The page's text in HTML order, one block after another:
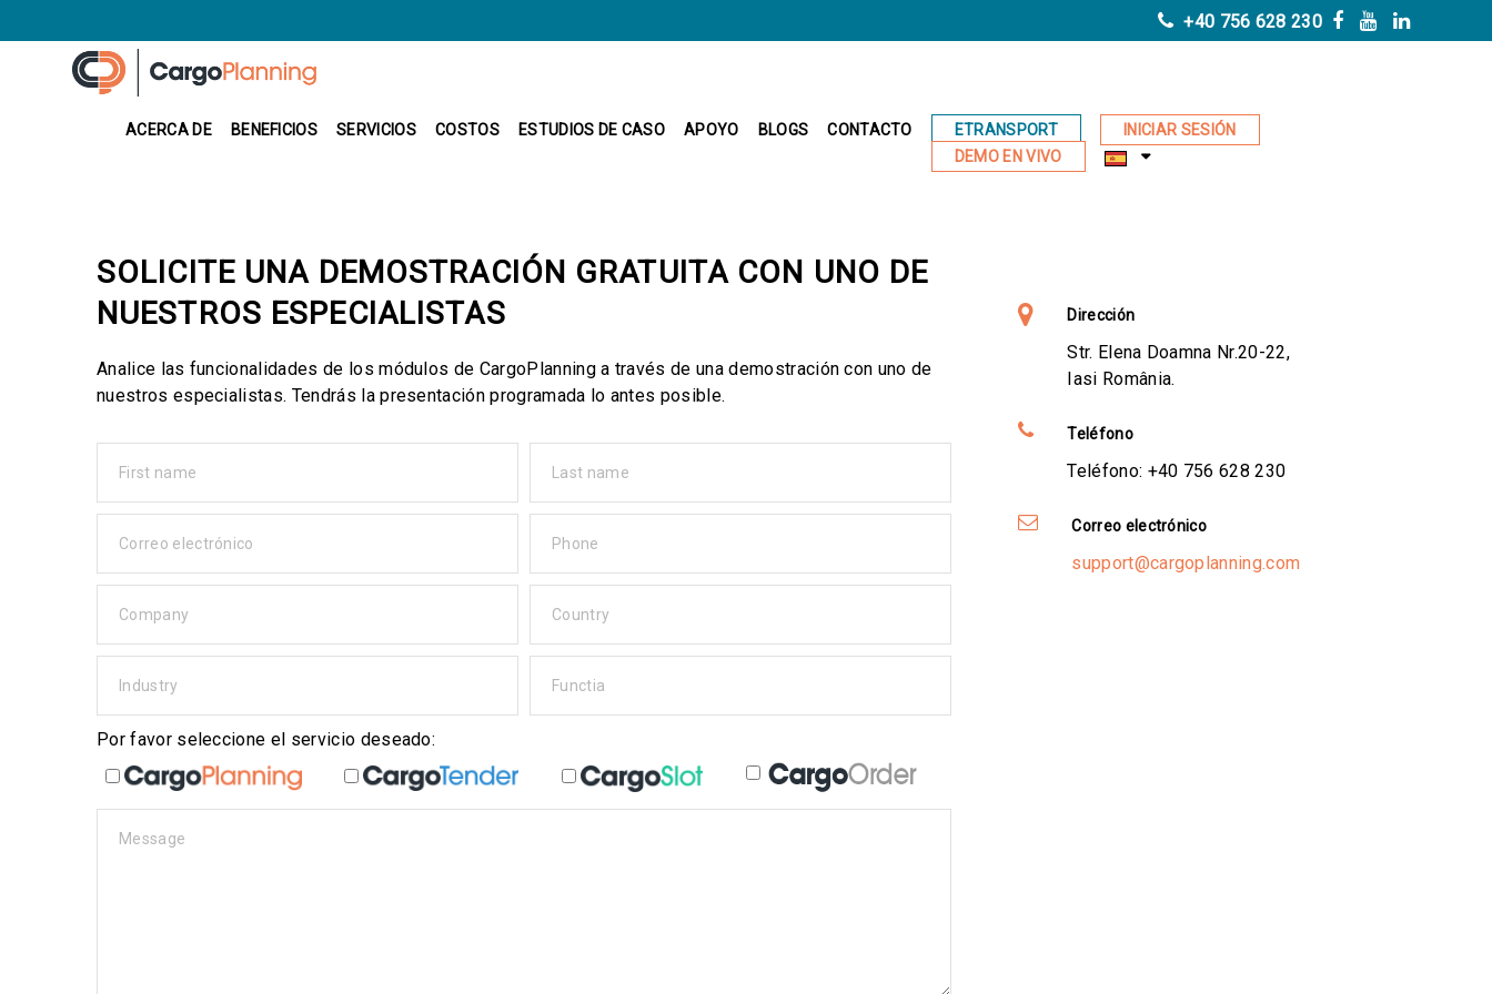
+40 756 628 230
ACERCA DE BENEFICIOS SERVICIOS COSTOS ESTUDIOS DE CASO APOYO BLOGS CONTACTO ETRANSPORT
INICIAR SESIÓN
DEMO EN VIVO
SOLICITE UNA DEMOSTRACIÓN GRATUITA CON UNO DE
NUESTROS ESPECIALISTAS
Analice las funcionalidades de los módulos de CargoPlanning a través de una demostración con uno de
nuestros especialistas. Tendrás la presentación programada lo antes posible.
First name Last name
Correo electrónico Phone
Company Country
Industry Functia
Por favor seleccione el servicio deseado:
Message
Dirección
Str. Elena Doamna Nr.20-22,
Iasi România.
Teléfono
Teléfono: +40 756 628 230
Correo electrónico
support@cargoplanning.com